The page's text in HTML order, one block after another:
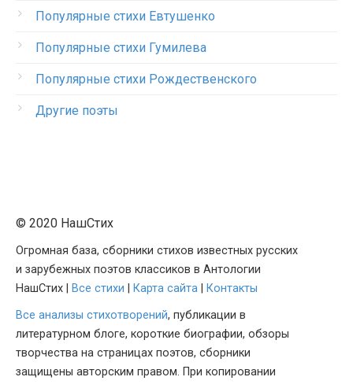
Популярные стихи Евтушенко
Популярные стихи Гумилева
Популярные стихи Рождественского
Другие поэты
© 2020 НашСтих
Огромная база, сборники стихов известных русских
и зарубежных поэтов классиков в Антологии
НашСтих |
Все стихи Карта сайта
Контакты
Все анализы стихотворений, публикации в
литературном блоге, короткие биографии, обзоры
творчества на страницах поэтов, сборники
защищены авторским правом. При копировании